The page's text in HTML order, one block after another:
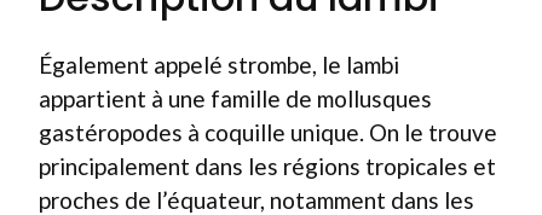
Également appelé strombe, le lambi
appartient à une famille de mollusques
gastéropodes à coquille unique. On le trouve
principalement dans les régions tropicales et
proches de l’équateur, notamment dans les